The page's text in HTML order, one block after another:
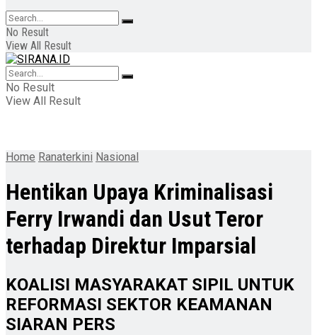
No Result
View All Result
No Result
View All Result
Home Ranaterkini Nasional
Hentikan Upaya Kriminalisasi
Ferry Irwandi dan Usut Teror
terhadap Direktur Imparsial
KOALISI MASYARAKAT SIPIL UNTUK
REFORMASI SEKTOR KEAMANAN
SIARAN PERS